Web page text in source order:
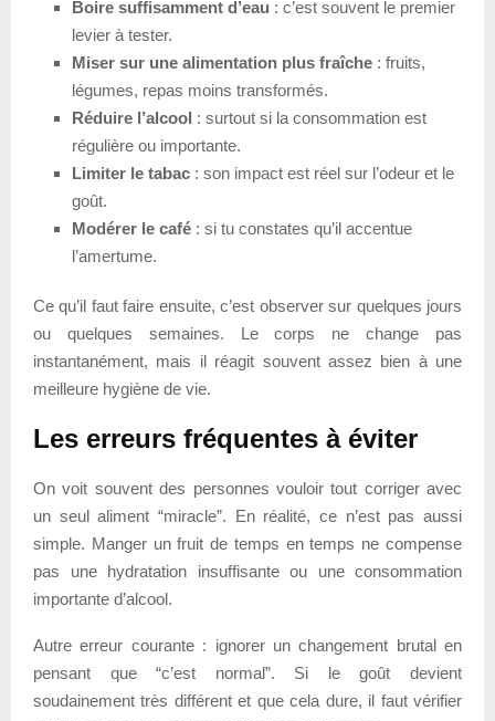
Boire suffisamment d’eau : c’est souvent le premier
levier à tester.
Miser sur une alimentation plus fraîche : fruits,
légumes, repas moins transformés.
Réduire l’alcool : surtout si la consommation est
régulière ou importante.
Limiter le tabac : son impact est réel sur l’odeur et le
goût.
Modérer le café : si tu constates qu’il accentue
l’amertume.
Ce qu’il faut faire ensuite, c’est observer sur quelques jours
ou quelques semaines. Le corps ne change pas
instantanément, mais il réagit souvent assez bien à une
meilleure hygiène de vie.
Les erreurs fréquentes à éviter
On voit souvent des personnes vouloir tout corriger avec
un seul aliment “miracle”. En réalité, ce n’est pas aussi
simple. Manger un fruit de temps en temps ne compense
pas une hydratation insuffisante ou une consommation
importante d’alcool.
Autre erreur courante : ignorer un changement brutal en
pensant que “c’est normal”. Si le goût devient
soudainement très différent et que cela dure, il faut vérifier